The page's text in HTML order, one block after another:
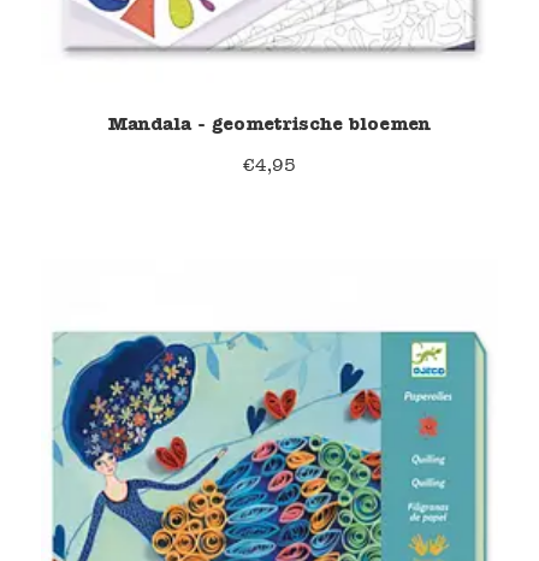
Mandala - geometrische bloemen
€4,95